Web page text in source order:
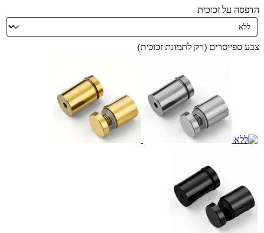
הדפסה על זכוכית
צבע ספייסרים (רק לתמונת זכוכית)